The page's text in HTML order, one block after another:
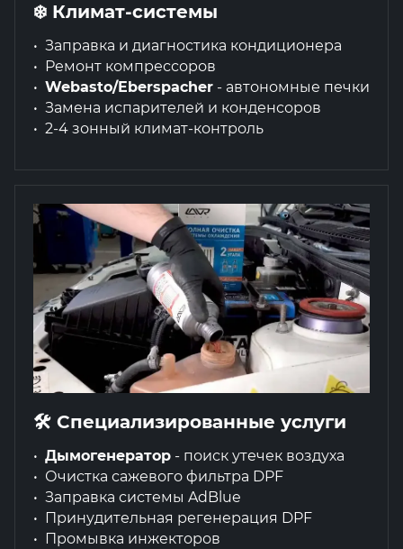
❄️ Климат-системы
Заправка и диагностика кондиционера
Ремонт компрессоров
Webasto/Eberspacher- автономные печки
Замена испарителей и конденсоров
2-4 зонный климат-контроль
🛠 Специализированные услуги
Дымогенератор- поиск утечек воздуха
Очистка сажевого фильтра DPF
Заправка системы AdBlue
Принудительная регенерация DPF
Промывка инжекторов